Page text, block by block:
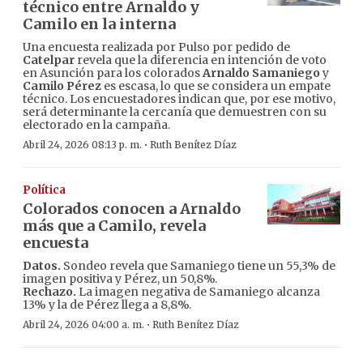
técnico entre Arnaldo y
Camilo en la interna
Una encuesta realizada por Pulso por pedido de
Catelpar revela que la diferencia en intención de voto
en Asunción para los coloradosArnaldo Samaniego y
Camilo Pérez es escasa, lo que se considera un empate
técnico. Los encuestadores indican que, por ese motivo,
será determinante la cercanía que demuestren con su
electorado en la campaña.
Abril 24, 2026 08:13 p. m. · Ruth Benítez Díaz
Política
Colorados conocen a Arnaldo
más que a Camilo, revela
encuesta
Datos. Sondeo revela que Samaniego tiene un 55,3% de
imagen positiva y Pérez, un 50,8%.
Rechazo. La imagen negativa de Samaniego alcanza
13% y la de Pérez llega a 8,8%.
Abril 24, 2026 04:00 a. m. · Ruth Benítez Díaz